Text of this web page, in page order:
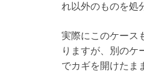
れ以外のものを処
実際にこのケース
りますが、別のケ
でカギを開けたま